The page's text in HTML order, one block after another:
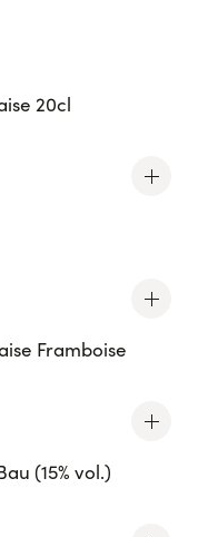
20cl
Framboise
(15% vol.)